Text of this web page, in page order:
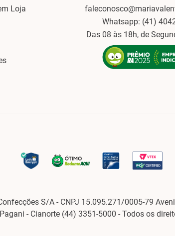
Loja
Whatsapp: (41)
Das 08 às 18h, de
S/A - CNPJ 15.095.271/0005-79
- Cianorte (44) 3351-5000 - Todos os